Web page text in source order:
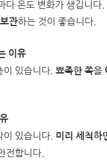
다 온도 변화가 생깁니
관하는 것이 좋습니다.
이유
이 있습니다.뾰족한 쪽을
이 있습니다. 미리 세척하
전합니다.